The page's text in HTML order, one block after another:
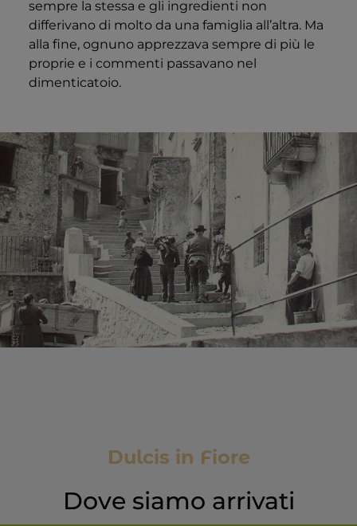
sempre la stessa e gli ingredienti non
differivano di molto da una famiglia all’altra. Ma
alla fine, ognuno apprezzava sempre di più le
proprie e i commenti passavano nel
dimenticatoio.
Dulcis in Fiore
Dove siamo arrivati